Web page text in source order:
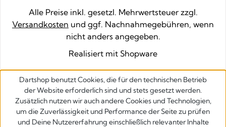
Alle Preise inkl. gesetzl. Mehrwertsteuer zzgl.
Versandkosten und ggf. Nachnahmegebühren, wenn
nicht anders angegeben.
Realisiert mit Shopware
Dartshop benutzt Cookies, die für den technischen Betrieb
der Website erforderlich sind und stets gesetzt werden.
Zusätzlich nutzen wir auch andere Cookies und Technologien,
um die Zuverlässigkeit und Performance der Seite zu prüfen
und Deine Nutzererfahrung einschließlich relevanter Inhalte